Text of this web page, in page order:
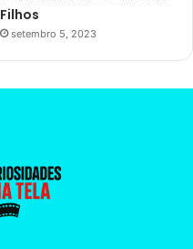
Filhos
setembro 5, 2023